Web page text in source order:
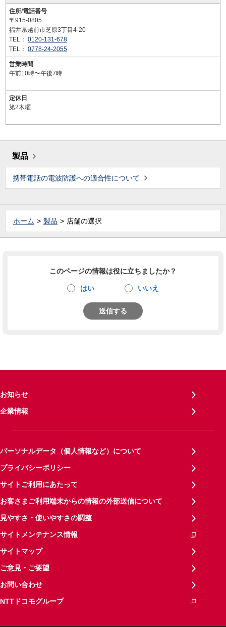
住所/電話番号
〒915-0805
福井県越前市芝原3丁目4-20
TEL： 0120-131-678
TEL： 0778-24-2055
営業時間
午前10時〜午後7時
定休日
第2木曜
製品
携帯電話の電波防護への適合性について
ホーム 製品 店舗の選択
このページの情報は役に立ちましたか？
はい いいえ
送信する
お知らせ
企業情報
パーソナルデータ（個人情報など）について
プライバシーポリシー
サイトご利用にあたって
お客さまご利用端末からの情報の外部送信について
見やすさ・使いやすさの調整
サイトメンテナンス情報
サイトマップ
ご意見・ご要望
お問い合わせ
NTTドコモグループ